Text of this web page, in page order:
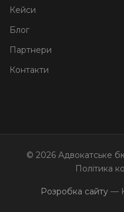
Кейси
Блог
Партнери
Контакти
© 2026 Адвокатське
Політика
Розробка сайту —